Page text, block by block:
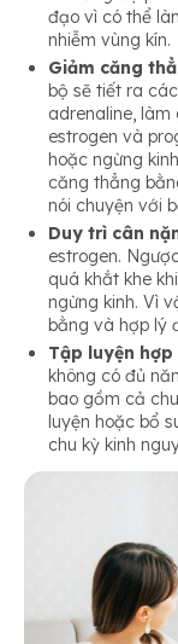
đạo vì có thể
nhiễm vùng kín.
Giảm căng
bộ sẽ tiết ra
adrenaline,
estrogen và
hoặc ngừng
căng thẳng
nói chuyện với
Duy trì cân
estrogen.
quá khắt khe
ngừng kinh. Vì
bằng và hợp lý
Tập luyện hợp
không có đủ
bao gồm cả
luyện hoặc bổ
chu kỳ kinh